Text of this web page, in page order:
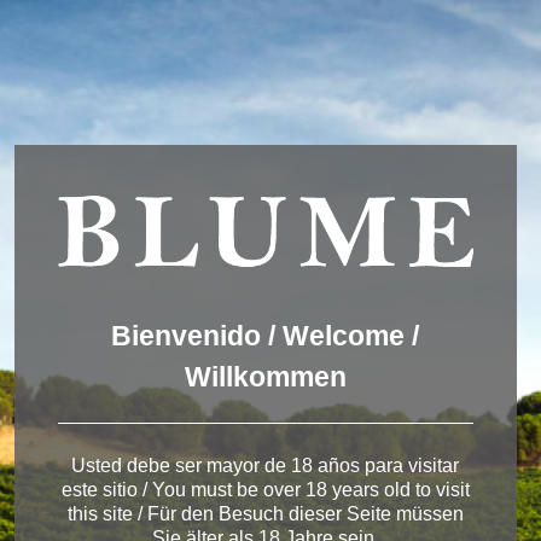
DEUTSCH
ESPAÑOL
< Pagos del Rey
Wir verwenden Cookies, um dir die bestmögliche Erfahrung auf
unserer Website zu bieten.
You can find out more about which cookies we are using or
Bienvenido / Welcome /
Willkommen
Usted debe ser mayor de 18 años para visitar
este sitio / You must be over 18 years old to visit
this site / Für den Besuch dieser Seite müssen